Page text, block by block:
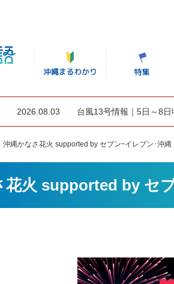
2026.08.03 台風13号情報｜5日～8
沖縄かなさ花火 supported by セブンｰイレブン･沖縄
花火 supported by セ